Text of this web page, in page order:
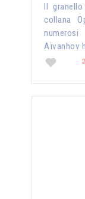
Il
collana
Aïvanhov